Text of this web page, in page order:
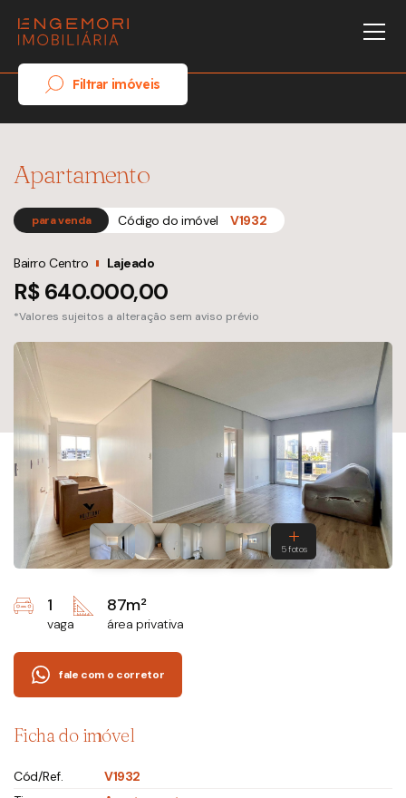
Filtrar imóveis
Apartamento
para venda Código do imóvel V1932
Bairro Centro Lajeado
R$ 640.000,00
*Valores sujeitos a alteração sem aviso prévio
1
vaga
87m²
área privativa
fale com o corretor
Ficha do imóvel
Cód/Ref.
V1932